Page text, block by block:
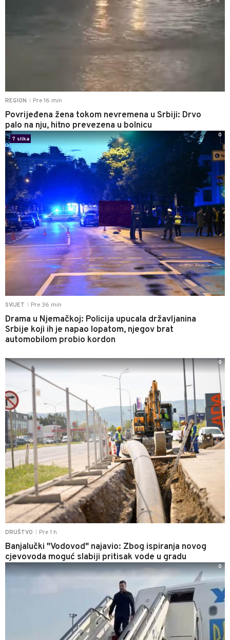
REGION Pre 16 min
Povrijeđena žena tokom nevremena u Srbiji: Drvo
palo na nju, hitno prevezena u bolnicu
SVIJET Pre 36 min
Drama u Njemačkoj: Policija upucala državljanina
Srbije koji ih je napao lopatom, njegov brat
automobilom probio kordon
7 slika
0
DRUŠTVO Pre 1 h
Banjalučki "Vodovod" najavio: Zbog ispiranja novog
cjevovoda moguć slabiji pritisak vode u gradu
0
0